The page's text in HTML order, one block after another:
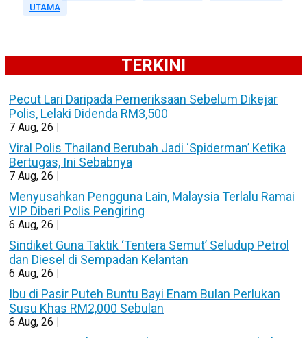
UTAMA
TERKINI
Pecut Lari Daripada Pemeriksaan Sebelum Dikejar
Polis, Lelaki Didenda RM3,500
7 Aug, 26
Viral Polis Thailand Berubah Jadi ‘Spiderman’ Ketika
Bertugas, Ini Sebabnya
7 Aug, 26
Menyusahkan Pengguna Lain, Malaysia Terlalu Ramai
VIP Diberi Polis Pengiring
6 Aug, 26
Sindiket Guna Taktik ‘Tentera Semut’ Seludup Petrol
dan Diesel di Sempadan Kelantan
6 Aug, 26
Ibu di Pasir Puteh Buntu Bayi Enam Bulan Perlukan
Susu Khas RM2,000 Sebulan
6 Aug, 26